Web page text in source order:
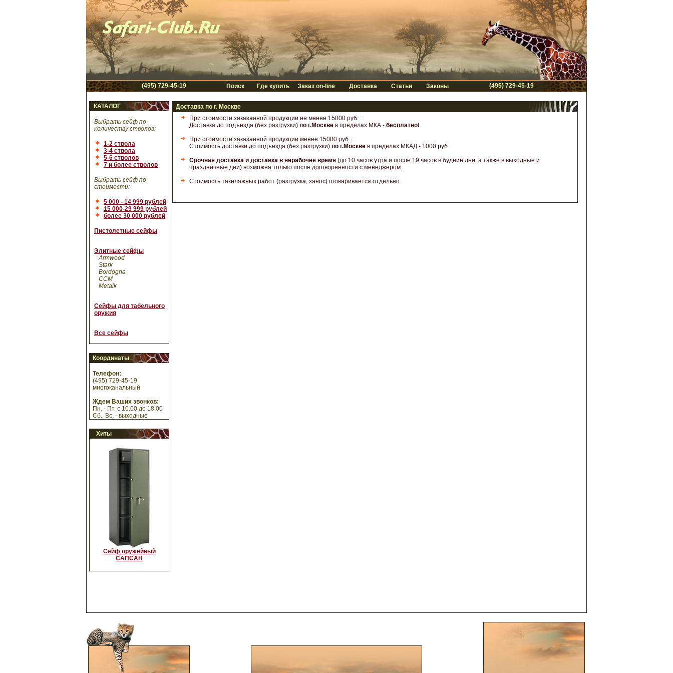
(495) 729-45-19 Поиск Где купить Заказ on-line Доставка Статьи Законы (495) 729-45-19
КАТАЛОГ
Выбрать сейф по
количеству стволов:
1-2 ствола
3-4 ствола
5-6 стволов
7 и более стволов
Выбрать сейф по
стоимости:
5 000 - 14 999 рублей
15 000-29 999 рублей
более 30 000 рублей
Пистолетные сейфы
Элитные сейфы
Armwood
Stark
Bordogna
CCM
Metalk
Сейфы для табельного
оружия
Все сейфы
Координаты
Телефон:
(495) 729-45-19
многоканальный
Ждем Ваших звонков:
Пн. - Пт. с 10.00 до 18.00
Сб., Вс. - выходные
Хиты
Сейф оружейный
САПСАН
Доставка по г. Москве
При стоимости заказанной продукции не менее 15000 руб. :
Доставка до подъезда (без разгрузки) по г.Москве в пределах МКА - бесплатно!
При стоимости заказанной продукции менее 15000 руб. :
Стоимость доставки до подъезда (без разгрузки) по г.Москве в пределах МКАД - 1000 руб.
Срочная доставка и доставка в нерабочее время (до 10 часов утра и после 19 часов в будние дни, а также в выходные и
праздничные дни) возможна только после договоренности с менеджером.
Стоимость такелажных работ (разгрузка, занос) оговаривается отдельно.